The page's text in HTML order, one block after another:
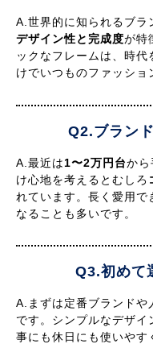
A.世界的に知られるブラ
デザイン性と完成度が特
ックなフレームは、時
けでいつものファッショ
Q2.ブラン
A.最近は1〜2万円台から
け心地を考えるとむしろ
れています。長く愛用で
なることも多いです。
Q3.初めて
A.まずは定番ブランドや
です。シンプルなデザイ
事にも休日にも使いやす